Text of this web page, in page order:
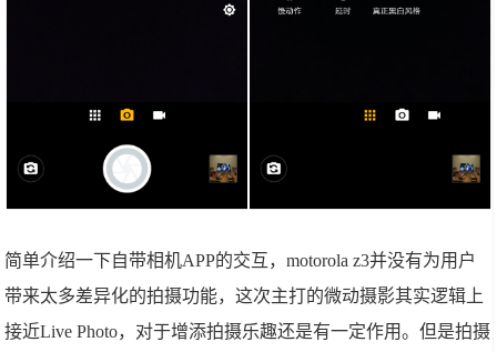
简单介绍一下自带相机APP的交互，motorola z3并没有为用户
带来太多差异化的拍摄功能，这次主打的微动摄影其实逻辑上
接近Live Photo，对于增添拍摄乐趣还是有一定作用。但是拍摄